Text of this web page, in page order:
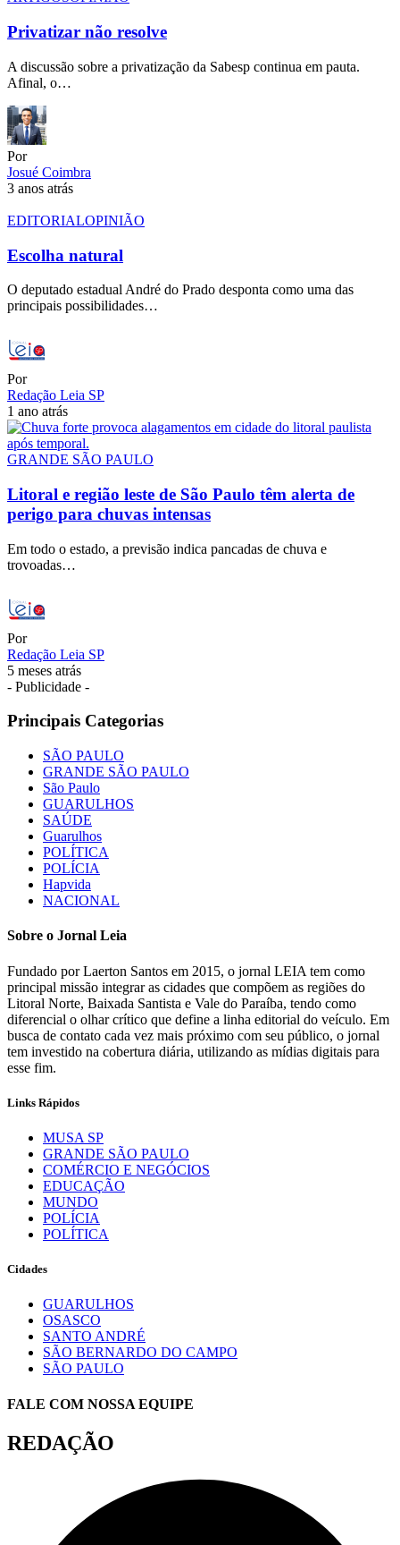
Privatizar não resolve
A discussão sobre a privatização da Sabesp continua em pauta.
Afinal, o…
Por
Josué Coimbra
3 anos atrás
EDITORIALOPINIÃO
Escolha natural
O deputado estadual André do Prado desponta como uma das
principais possibilidades…
Por
Redação Leia SP
1 ano atrás
GRANDE SÃO PAULO
Litoral e região leste de São Paulo têm alerta de
perigo para chuvas intensas
Em todo o estado, a previsão indica pancadas de chuva e
trovoadas…
Por
Redação Leia SP
5 meses atrás
- Publicidade -
Principais Categorias
SÃO PAULO
GRANDE SÃO PAULO
São Paulo
GUARULHOS
SAÚDE
Guarulhos
POLÍTICA
POLÍCIA
Hapvida
NACIONAL
Sobre o Jornal Leia
Fundado por Laerton Santos em 2015, o jornal LEIA tem como
principal missão integrar as cidades que compõem as regiões do
Litoral Norte, Baixada Santista e Vale do Paraíba, tendo como
diferencial o olhar crítico que define a linha editorial do veículo. Em
busca de contato cada vez mais próximo com seu público, o jornal
tem investido na cobertura diária, utilizando as mídias digitais para
esse fim.
Links Rápidos
MUSA SP
GRANDE SÃO PAULO
COMÉRCIO E NEGÓCIOS
EDUCAÇÃO
MUNDO
POLÍCIA
POLÍTICA
Cidades
GUARULHOS
OSASCO
SANTO ANDRÉ
SÃO BERNARDO DO CAMPO
SÃO PAULO
FALE COM NOSSA EQUIPE
REDAÇÃO